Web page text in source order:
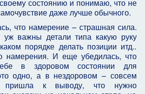
состоянию и понимаю, что не
даже лучше обычного.
что намерение – страшная сила.
важны детали типа какую руку
порядке делать позиции итд..
намерения. И еще убедилась, что
в здоровом состоянии для
одно, а в нездоровом – совсем
пришла к выводу, что нужно